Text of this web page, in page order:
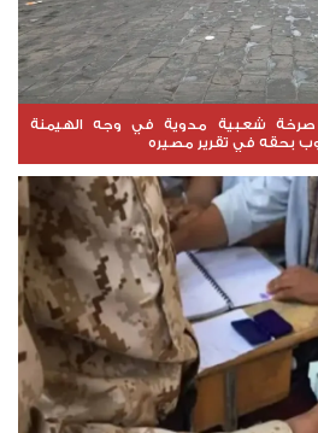
صرخة شعبية مدوية في وجه الهيمنة
بحقه في تقرير مصيره